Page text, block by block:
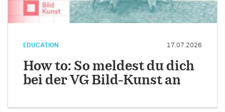
EDUCATION 17.07.2026
How to: So meldest du dich
bei der VG Bild-Kunst an